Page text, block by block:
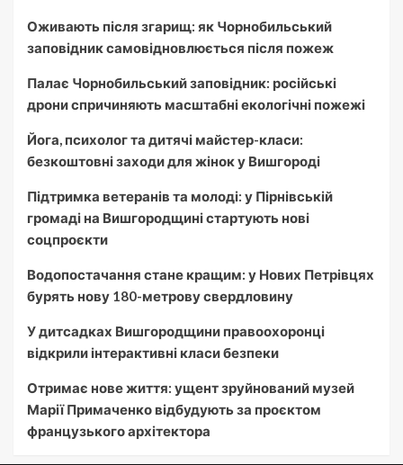
Оживають після згарищ: як Чорнобильський
заповідник самовідновлюється після пожеж
Палає Чорнобильський заповідник: російські
дрони спричиняють масштабні екологічні пожежі
Йога, психолог та дитячі майстер-класи:
безкоштовні заходи для жінок у Вишгороді
Підтримка ветеранів та молоді: у Пірнівській
громаді на Вишгородщині стартують нові
соцпроєкти
Водопостачання стане кращим: у Нових Петрівцях
бурять нову 180-метрову свердловину
У дитсадках Вишгородщини правоохоронці
відкрили інтерактивні класи безпеки
Отримає нове життя: ущент зруйнований музей
Марії Примаченко відбудують за проєктом
французького архітектора